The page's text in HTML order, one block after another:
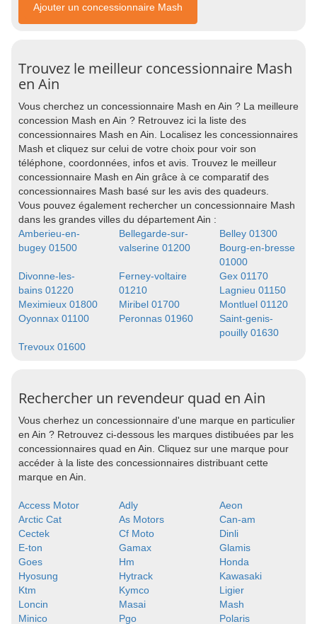
Ajouter un concessionnaire Mash
Trouvez le meilleur concessionnaire Mash
en Ain
Vous cherchez un concessionnaire Mash en Ain ? La meilleure
concession Mash en Ain ? Retrouvez ici la liste des
concessionnaires Mash en Ain. Localisez les concessionnaires
Mash et cliquez sur celui de votre choix pour voir son
téléphone, coordonnées, infos et avis. Trouvez le meilleur
concessionnaire Mash en Ain grâce à ce comparatif des
concessionnaires Mash basé sur les avis des quadeurs.
Vous pouvez également rechercher un concessionnaire Mash
dans les grandes villes du département Ain :
Amberieu-en-
bugey 01500
Bellegarde-sur-
valserine 01200
Belley 01300
Bourg-en-bresse
01000
Divonne-les-
bains 01220
Ferney-voltaire
01210
Gex 01170
Lagnieu 01150
Meximieux 01800
Miribel 01700
Montluel 01120
Oyonnax 01100
Peronnas 01960
Saint-genis-
pouilly 01630
Trevoux 01600
Rechercher un revendeur quad en Ain
Vous cherhez un concessionnaire d'une marque en particulier
en Ain ? Retrouvez ci-dessous les marques distibuées par les
concessionnaires quad en Ain. Cliquez sur une marque pour
accéder à la liste des concessionnaires distribuant cette
marque en Ain.
Access Motor Adly
Aeon
Arctic Cat
As Motors
Can-am
Cectek
Cf Moto
Dinli
E-ton
Gamax
Glamis
Goes
Hm
Honda
Hyosung
Hytrack
Kawasaki
Ktm
Kymco
Ligier
Loncin
Masai
Mash
Minico
Pgo Polaris